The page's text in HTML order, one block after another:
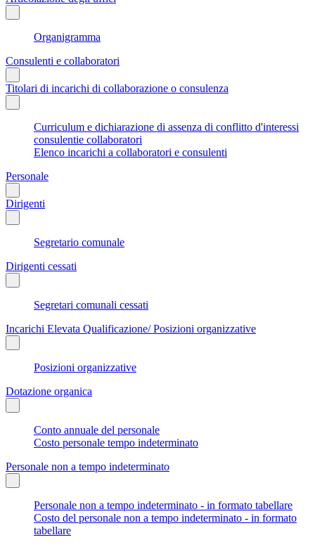
Organigramma
Consulenti e collaboratori
Titolari di incarichi di collaborazione o consulenza
Curriculum e dichiarazione di assenza di conflitto d'interessi
consulentie collaboratori
Elenco incarichi a collaboratori e consulenti
Personale
Dirigenti
Segretario comunale
Dirigenti cessati
Segretari comunali cessati
Incarichi Elevata Qualificazione/ Posizioni organizzative
Posizioni organizzative
Dotazione organica
Conto annuale del personale
Costo personale tempo indeterminato
Personale non a tempo indeterminato
Personale non a tempo indeterminato - in formato tabellare
Costo del personale non a tempo indeterminato - in formato
tabellare